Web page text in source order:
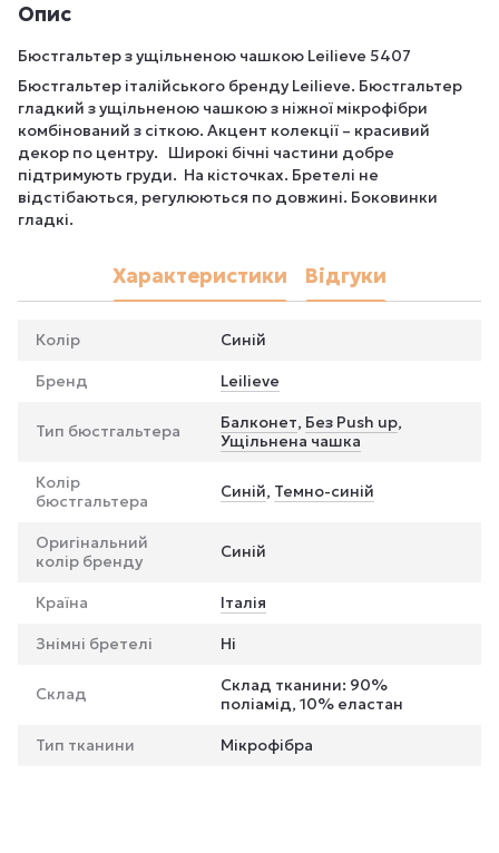
Опис
Бюстгальтер з ущільненою чашкою Leilieve 5407
Бюстгальтер італійського бренду Leilieve. Бюстгальтер
гладкий з ущільненою чашкою з ніжної мікрофібри
комбінований з сіткою. Акцент колекції – красивий
декор по центру. Широкі бічні частини добре
підтримують груди. На кісточках. Бретелі не
відстібаються, регулюються по довжині. Боковинки
гладкі.
Характеристики Відгуки
Колір Синій
Бренд Leilieve
Тип бюстгальтера Балконет, Без Push up,
Ущільнена чашка
Колір
бюстгальтера
Синій, Темно-синій
Оригінальний
колір бренду
Синій
Країна Італія
Знімні бретелі Ні
Склад
Склад тканини: 90%
поліамід, 10% еластан
Тип тканини Мікрофібра